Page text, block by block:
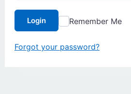
Login Remember Me
Forgot your password?